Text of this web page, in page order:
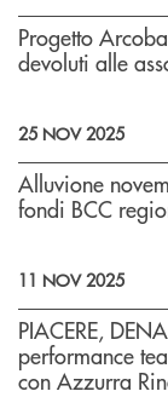
Progetto
devoluti alle
25 NOV 2025
Alluvione
fondi BCC
11 NOV 2025
PIACERE,
performance
con Azzurra